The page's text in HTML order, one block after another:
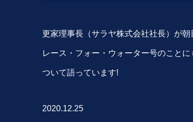
更家理事長（サラヤ株式会社社長）が
レース・フォー・ウォーター号のこと
ついて語っています!
2020.12.25